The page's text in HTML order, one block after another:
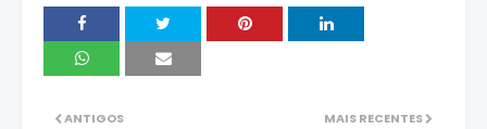
MAIS RECENTES
ANTIGOS